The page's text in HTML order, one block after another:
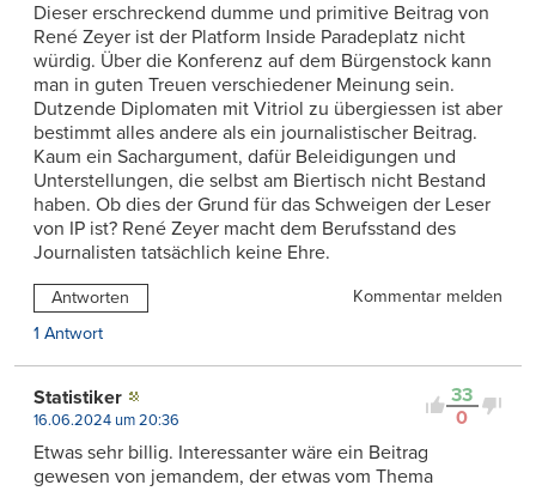
Dieser erschreckend dumme und primitive Beitrag von
René Zeyer ist der Platform Inside Paradeplatz nicht
würdig. Über die Konferenz auf dem Bürgenstock kann
man in guten Treuen verschiedener Meinung sein.
Dutzende Diplomaten mit Vitriol zu übergiessen ist aber
bestimmt alles andere als ein journalistischer Beitrag.
Kaum ein Sachargument, dafür Beleidigungen und
Unterstellungen, die selbst am Biertisch nicht Bestand
haben. Ob dies der Grund für das Schweigen der Leser
von IP ist? René Zeyer macht dem Berufsstand des
Journalisten tatsächlich keine Ehre.
Antworten
Kommentar melden
1 Antwort
33
0
Statistiker
16.06.2024 um 20:36
Etwas sehr billig. Interessanter wäre ein Beitrag
gewesen von jemandem, der etwas vom Thema